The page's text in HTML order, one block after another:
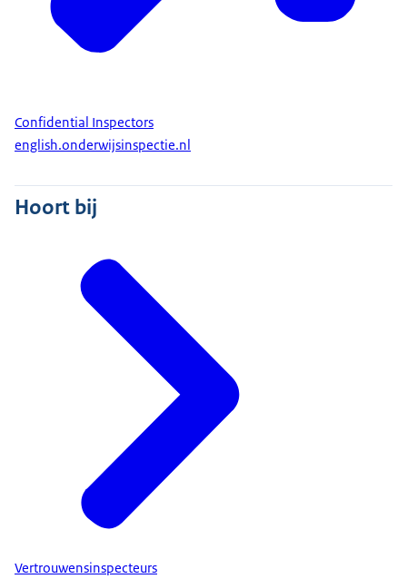
Confidential Inspectors
english.onderwijsinspectie.nl
Hoort bij
Vertrouwensinspecteurs